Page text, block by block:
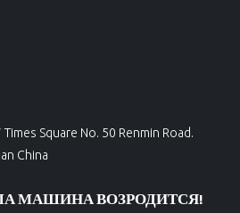
Square No. 50 Renmin Road.
China
МАШИНА ВОЗРОДИТСЯ!